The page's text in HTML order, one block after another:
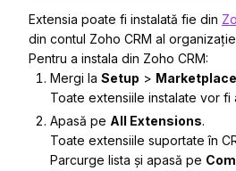
Extensia poate fi instalată fie din
din contul Zoho CRM al
Pentru a instala din Zoho CRM:
Mergi la Setup > Marketplace
Toate extensiile instalate vor fi
Apasă pe All Extensions.
Toate extensiile suportate în
Parcurge lista și apasă pe